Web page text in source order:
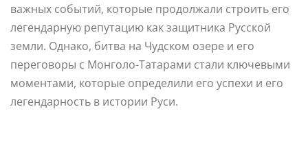
важных событий, которые продолжали строить его
легендарную репутацию как защитника Русской
земли. Однако, битва на Чудском озере и его
переговоры с Монголо-Татарами стали ключевыми
моментами, которые определили его успехи и его
легендарность в истории Руси.